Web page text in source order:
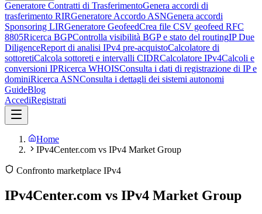
Generatore Contratti di TrasferimentoGenera accordi di
trasferimento RIRGeneratore Accordo ASNGenera accordi
Sponsoring LIRGeneratore GeofeedCrea file CSV geofeed RFC
8805Ricerca BGPControlla visibilità BGP e stato del routingIP Due
DiligenceReport di analisi IPv4 pre-acquistoCalcolatore di
sottoretiCalcola sottoreti e intervalli CIDRCalcolatore IPv4Calcoli e
conversioni IPRicerca WHOISConsulta i dati di registrazione di IP e
dominiRicerca ASNConsulta i dettagli dei sistemi autonomi
GuideBlog
AccediRegistrati
Home
IPv4Center.com vs IPv4 Market Group
Confronto marketplace IPv4
IPv4Center.com vs IPv4 Market Group